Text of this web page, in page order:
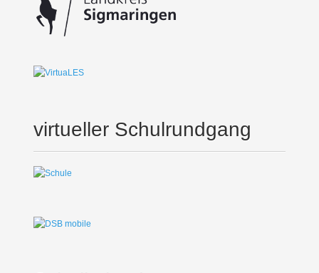
virtueller Schulrundgang